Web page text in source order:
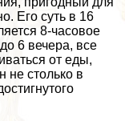
Его суть в 16
8-часовое
6 вечера, все
от еды,
не столько в